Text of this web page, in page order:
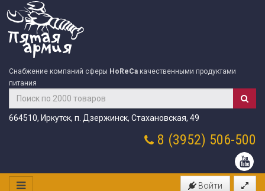
Снабжение компаний сферы HoReCa качественными продуктами
питания
664510, Иркутск, п. Дзержинск, Стахановская, 49
8 (3952) 506-500
Войти